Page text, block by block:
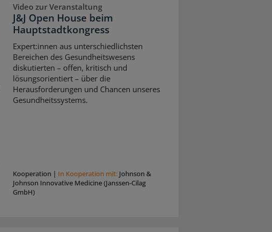
Video zur Veranstaltung
J&J Open House beim
Hauptstadtkongress
Expert:innen aus unterschiedlichsten
Bereichen des Gesundheitswesens
diskutierten – offen, kritisch und
lösungsorientiert – über die
Herausforderungen und Chancen unseres
Gesundheitssystems.
Kooperation | In Kooperation mit: Johnson &
Johnson Innovative Medicine (Janssen-Cilag
GmbH)